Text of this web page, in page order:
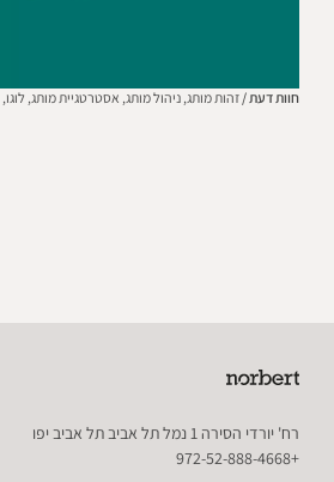
חוות דעת /זהות מותג, ניהול מותג, אסטרטגיית מותג, לוגו,
רח' יורדי הסירה 1 נמל תל אביב תל אביב יפו
+972-52-888-4668